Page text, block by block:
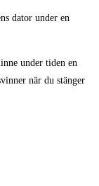
dator under en
under tiden en
när du stänger